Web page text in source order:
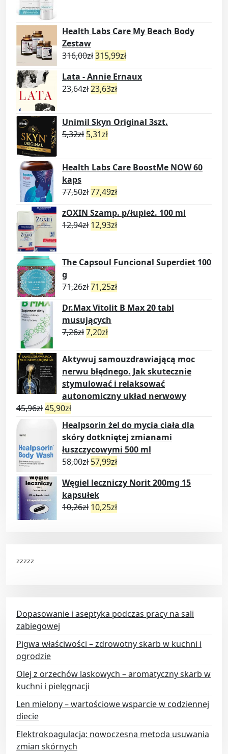
Health Labs Care My Beach Body
Zestaw
316,00zł315,99zł
Lata - Annie Ernaux
23,64zł23,63zł
Unimil Skyn Original 3szt.
5,32zł 5,31zł
Health Labs Care BoostMe NOW 60
kaps
77,50zł77,49zł
zOXIN Szamp. p/łupież. 100 ml
12,94zł 12,93zł
The Capsoul Funcional Superdiet 100
g
71,26zł71,25zł
Dr.Max Vitolit B Max 20 tabl
musujących
7,26zł7,20zł
Aktywuj samouzdrawiającą moc
nerwu błędnego. Jak skutecznie
stymulować i relaksować
autonomiczny układ nerwowy
45,96zł45,90zł
Healpsorin żel do mycia ciała dla
skóry dotkniętej zmianami
łuszczycowymi 500 ml
58,00zł 57,99zł
Węgiel leczniczy Norit 200mg 15
kapsułek
10,26zł 10,25zł
zzzzz
Dopasowanie i aseptyka podczas pracy na sali
zabiegowej
Pigwa właściwości – zdrowotny skarb w kuchni i
ogrodzie
Olej z orzechów laskowych – aromatyczny skarb w
kuchni i pielęgnacji
Len mielony – wartościowe wsparcie w codziennej
diecie
Elektrokoagulacja: nowoczesna metoda usuwania
zmian skórnych